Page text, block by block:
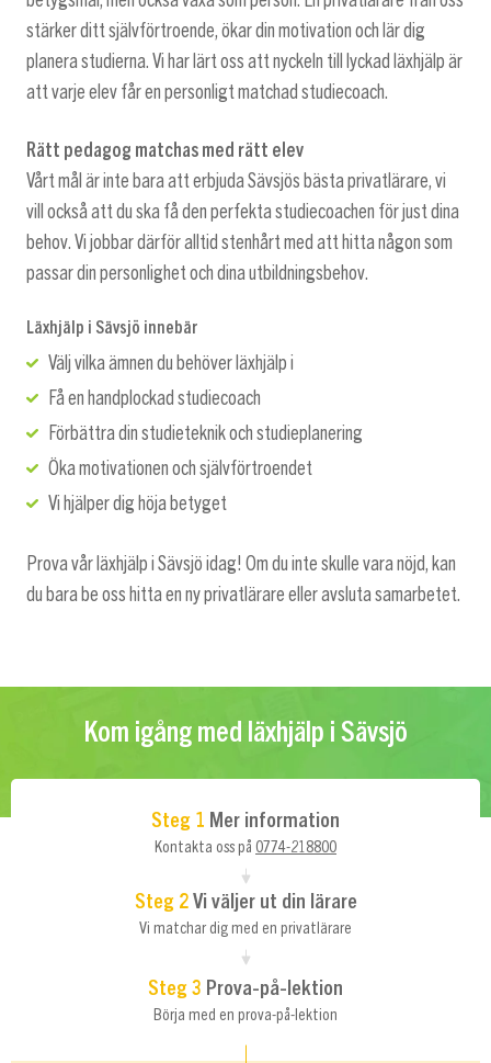
stärker ditt självförtroende, ökar din motivation och lär dig
planera studierna. Vi har lärt oss att nyckeln till lyckad läxhjälp är
att varje elev får en personligt matchad studiecoach.
Rätt pedagog matchas med rätt elev
Vårt mål är inte bara att erbjuda Sävsjös bästa privatlärare, vi
vill också att du ska få den perfekta studiecoachen för just dina
behov. Vi jobbar därför alltid stenhårt med att hitta någon som
passar din personlighet och dina utbildningsbehov.
Läxhjälp i Sävsjö innebär
Välj vilka ämnen du behöver läxhjälp i
Få en handplockad studiecoach
Förbättra din studieteknik och studieplanering
Öka motivationen och självförtroendet
Vi hjälper dig höja betyget
Prova vår läxhjälp i Sävsjö idag! Om du inte skulle vara nöjd, kan
du bara be oss hitta en ny privatlärare eller avsluta samarbetet.
Kom igång med läxhjälp i Sävsjö
Steg 1 Mer information
Kontakta oss på 0774-218800
Steg 2Vi väljer ut din lärare
Vi matchar dig med en privatlärare
Steg 3 Prova-på-lektion
Börja med en prova-på-lektion